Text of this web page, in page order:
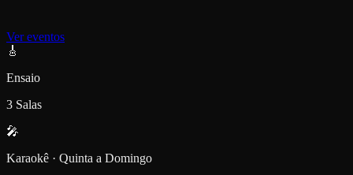
Ver eventos
🎸
Ensaio
3 Salas
🎤
Karaokê · Quinta a Domingo